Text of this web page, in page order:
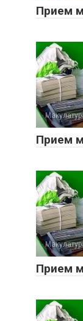
Прием
Прием
Прием